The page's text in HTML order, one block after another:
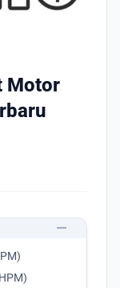
Motor
remove